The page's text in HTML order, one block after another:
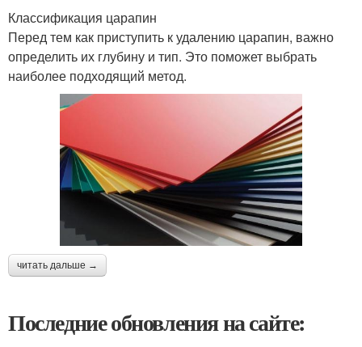
Классификация царапин
Перед тем как приступить к удалению царапин, важно
определить их глубину и тип. Это поможет выбрать
наиболее подходящий метод.
читать дальше →
Последние обновления на сайте: